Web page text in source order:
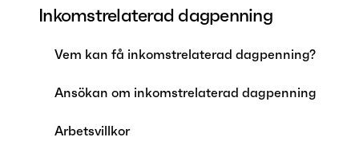
Inkomstrelaterad dagpenning
Vem kan få inkomstrelaterad dagpenning?
Ansökan om inkomstrelaterad dagpenning
Arbetsvillkor